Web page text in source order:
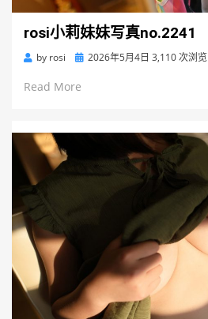
rosi小莉妹妹写真no.2241
by rosi
Posted2026年5月4日 3,110 次浏览
Read More